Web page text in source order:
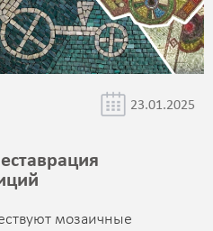
23.01.2025
мозаичные